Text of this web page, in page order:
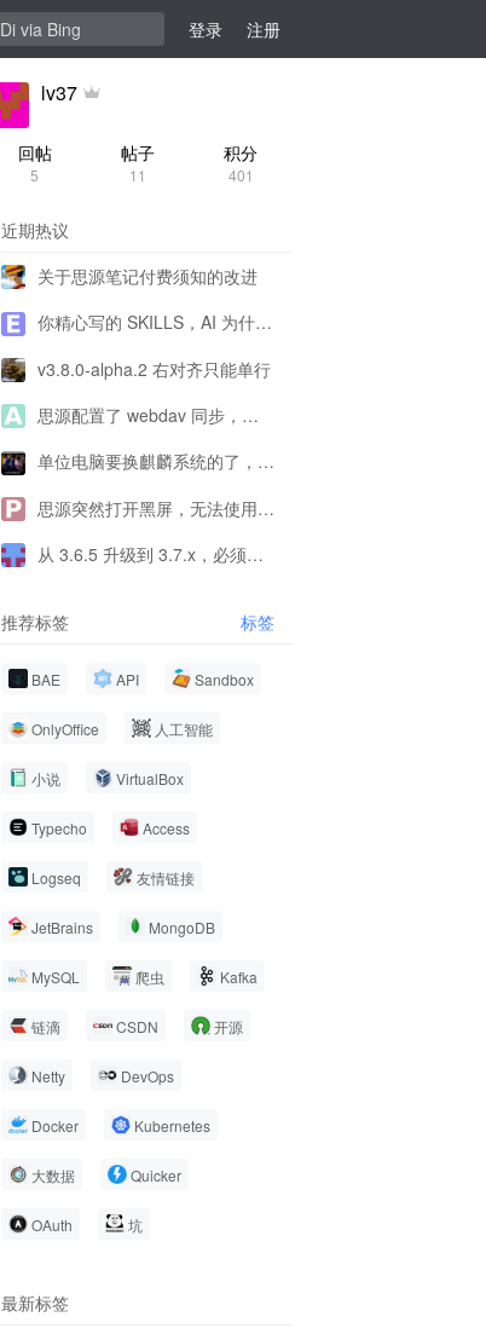
登录 注册
lv37
回帖
5
帖子
11
积分
401
近期热议
关于思源笔记付费须知的改进
你精心写的 SKILLS，AI 为什么不用、错用？
v3.8.0-alpha.2 右对齐只能单行
思源配置了 webdav 同步，为什么一直提示配置有问题呀？
单位电脑要换麒麟系统的了，思源还能用了吗？
思源突然打开黑屏，无法使用求帮助！
从 3.6.5 升级到 3.7.x，必须所有终端，包括移动端都同步升级吗？
推荐标签 标签
BAE API Sandbox
OnlyOffice 人工智能
小说 VirtualBox
Typecho Access
Logseq 友情链接
JetBrains MongoDB
MySQL 爬虫 Kafka
链滴 CSDN 开源
Netty DevOps
Docker Kubernetes
大数据 Quicker
OAuth 坑
最新标签